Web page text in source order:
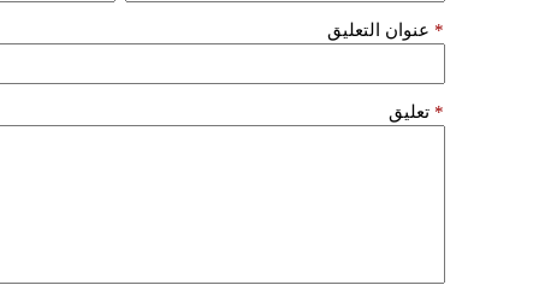
عنوان التعليق *
تعليق *